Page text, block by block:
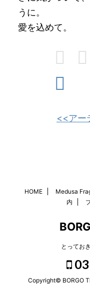
うに。
愛を込めて。
<<アー
HOME Medusa
内
とってお
Copyright© BORGO